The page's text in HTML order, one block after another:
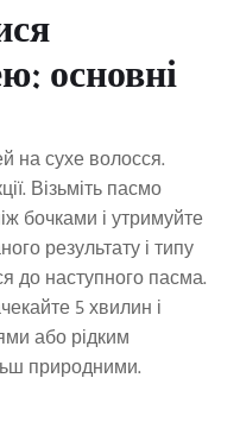
основні
на сухе волосся.
Візьміть пасмо
бочками і утримуйте
результату і типу
до наступного пасма.
5 хвилин і
або рідким
природними.